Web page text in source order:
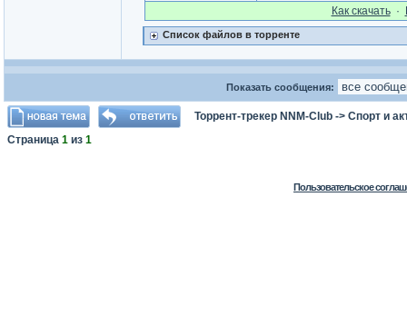
Как cкачать·
Список файлов в торренте
Показать сообщения:
Торрент-трекер NNM-Club -> Спорт и
Страница 1 из 1
Пользовательское